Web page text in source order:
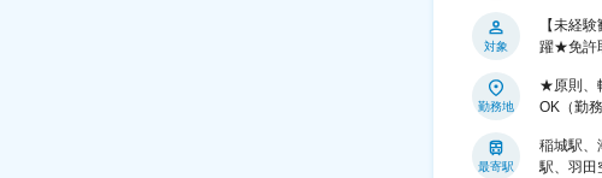
対象
【未経
躍★免許
勤務地
★原則、
OK（勤
最寄駅
稲城駅、
駅、羽田